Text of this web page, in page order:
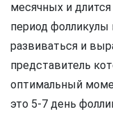
месячных и
период фолликулы
развиваться и
представитель
оптимальный
это 5-7 день